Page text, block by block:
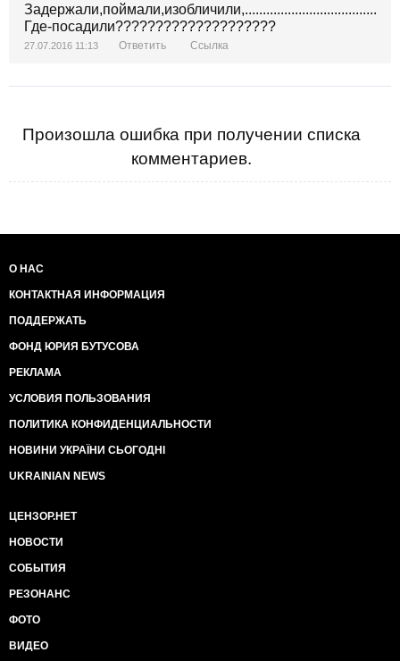
Где-посадили????????????????????
27.07.2016 11:13 Ответить Ссылка
Произошла ошибка при получении списка
комментариев.
О НАС
КОНТАКТНАЯ ИНФОРМАЦИЯ
ПОДДЕРЖАТЬ
ФОНД ЮРИЯ БУТУСОВА
РЕКЛАМА
УСЛОВИЯ ПОЛЬЗОВАНИЯ
ПОЛИТИКА КОНФИДЕНЦИАЛЬНОСТИ
НОВИНИ УКРАЇНИ СЬОГОДНІ
UKRAINIAN NEWS
ЦЕНЗОР.НЕТ
НОВОСТИ
СОБЫТИЯ
РЕЗОНАНС
ФОТО
ВИДЕО